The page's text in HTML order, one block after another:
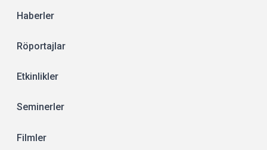
Haberler
Röportajlar
Etkinlikler
Seminerler
Filmler